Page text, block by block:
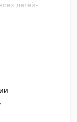
детей-
детей -
и
обществу,
ценность